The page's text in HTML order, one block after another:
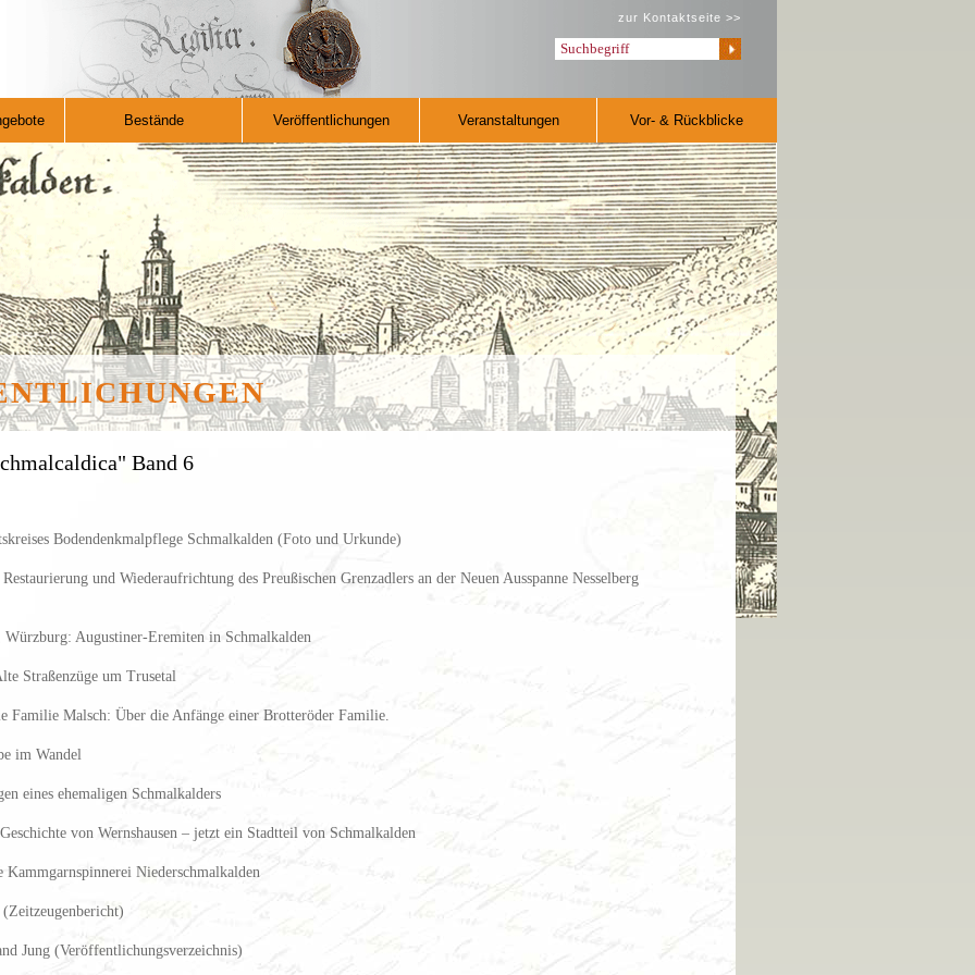
zur Kontaktseite >>
Bestände Veröffentlichungen Veranstaltungen Vor- & Rückblicke
Band 6
Bodendenkmalpflege Schmalkalden (Foto und Urkunde)
und Wiederaufrichtung des Preußischen Grenzadlers an der Neuen Ausspanne Nesselberg
Würzburg: Augustiner-Eremiten in Schmalkalden
Straßenzüge um Trusetal
Familie Malsch: Über die Anfänge einer Brotteröder Familie.
im Wandel
eines ehemaligen Schmalkalders
von Wernshausen – jetzt ein Stadtteil von Schmalkalden
Niederschmalkalden
Jung (Veröffentlichungsverzeichnis)